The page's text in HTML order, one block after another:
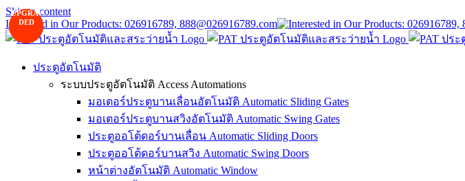
Skip to content
Interested in Our Products: 026916789, 888@026916789.com
ประตูอัตโนมัติ
ระบบประตูอัตโนมัติ Access Automations
มอเตอร์ประตูบานเลื่อนอัตโนมัติ Automatic Sliding Gates
มอเตอร์ประตูบานสวิงอัตโนมัติ Automatic Swing Gates
ประตูออโต้ดอร์บานเลื่อน Automatic Sliding Doors
ประตูออโต้ดอร์บานสวิง Automatic Swing Doors
หน้าต่างอัตโนมัติ Automatic Window
PHASED
OUT
UPGRA-
DED
UPGRA-
DED